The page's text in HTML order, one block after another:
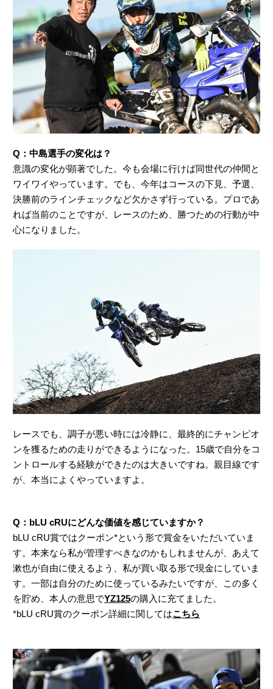
Q：中島選手の変化は？
意識の変化が顕著でした。今も会場に行けば同世代の仲間と
ワイワイやっています。でも、今年はコースの下見、予選、
決勝前のラインチェックなど欠かさず行っている。プロであ
れば当前のことですが、レースのため、勝つための行動が中
心になりました。
レースでも、調子が悪い時には冷静に、最終的にチャンピオ
ンを獲るための走りができるようになった。15歳で自分をコ
ントロールする経験ができたのは大きいですね。親目線です
が、本当によくやっていますよ。
Q：bLU cRUにどんな価値を感じていますか？
bLU cRU賞ではクーポン*という形で賞金をいただいていま
す。本来なら私が管理すべきなのかもしれませんが、あえて
漱也が自由に使えるよう、私が買い取る形で現金にしていま
す。一部は自分のために使っているみたいですが、この多く
を貯め、本人の意思でYZ125の購入に充てました。
*bLU cRU賞のクーポン詳細に関してはこちら